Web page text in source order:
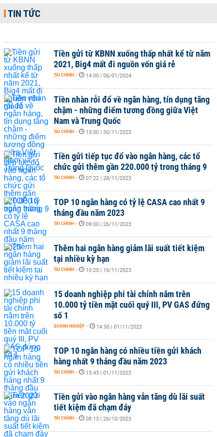
TIN TỨC
Tiền gửi từ KBNN xuống thấp nhất kể từ năm
2021, Big4 mất đi nguồn vốn giá rẻ
TÀI CHÍNH - 14:00 | 06/01/2024
Tiền nhàn rỗi đổ về ngân hàng, tín dụng tăng
chậm - những điểm tương đồng giữa Việt
Nam và Trung Quốc
TÀI CHÍNH - 13:00 | 30/11/2023
Tiền gửi tiếp tục đổ vào ngân hàng, các tổ
chức gửi thêm gần 220.000 tỷ trong tháng 9
TÀI CHÍNH - 07:22 | 28/11/2023
TOP 10 ngân hàng có tỷ lệ CASA cao nhất 9
tháng đầu năm 2023
TÀI CHÍNH - 09:00 | 26/11/2023
Thêm hai ngân hàng giảm lãi suất tiết kiệm
tại nhiều kỳ hạn
TÀI CHÍNH - 10:25 | 16/11/2023
15 doanh nghiệp phi tài chính nắm trên
10.000 tỷ tiền mặt cuối quý III, PV GAS đứng
số 1
DOANH NGHIỆP - 14:50 | 01/11/2023
TOP 10 ngân hàng có nhiều tiền gửi khách
hàng nhất 9 tháng đầu năm 2023
TÀI CHÍNH - 13:43 | 01/11/2023
Tiền gửi vào ngân hàng vẫn tăng dù lãi suất
tiết kiệm đã chạm đáy
TÀI CHÍNH - 08:13 | 26/10/2023